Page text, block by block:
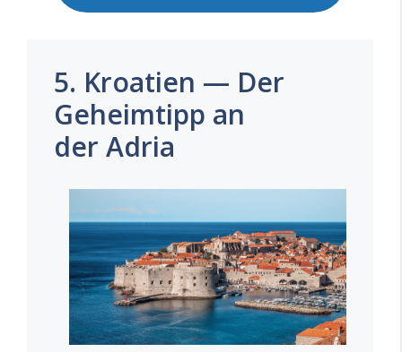
5. Kroatien — Der
Geheimtipp an
der Adria